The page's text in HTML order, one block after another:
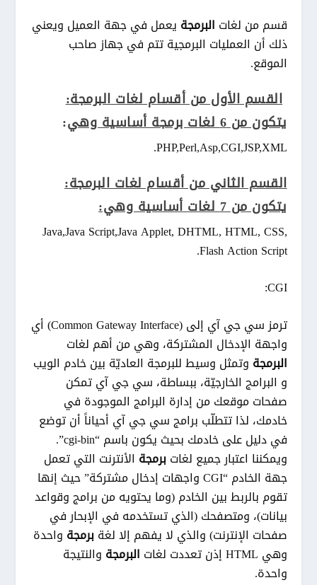
قسم من لغات البرمجة يعمل في جهة العميل ويعني
ذلك أن العمليات البرمجية تتم في جهاز صاحب
الموقع.
القسم الأول من أقسام لغات البرمجة:
يتكون من 6 لغات برمجة أساسية وهي
:
PHP,Perl,Asp,CGI,JSP,XML.
القسم الثاني من أقسام لغات البرمجة:
يتكون من 7 لغات أساسية وهي:
Java,Java Script,Java Applet, DHTML, HTML, CSS,
Flash Action Script.
CGI:
ترمز سي جي آي إلى (Common Gateway Interface) أي
واجهة الإدخال المشتركة، وهي من أهم لغات
البرمجة وتمثل وسيط للبرمجة العاديّة بين خادم الويب
و البرامج الخارجيّة، ببساطة، سي جي آي تمكن
صفحات موقعك من إدارة البرامج الموجودة في
خادمك، لذا تتطلّب برامج سي جي آي أحياناً أن توضع
في دليل على خادمك بحيث يكون باسم “cgi-bin”.
ويمكننا اعتبار جميع لغاتبرمجة الأنترنت التي تعمل
جهة الخادم “CGI واجهات إدخال مشتركة” حيث إنها
تقوم بالربط بين الخادم (وما يحتويه من برامج وقواعد
بيانات)، ومتصفحك (الذي تستخدمه في الإبحار في
صفحات الإنترنت) والذي لا يفهم إلا لغةبرمجة واحدة
وهي HTML إذن تعددت لغات
البرمجة والنتيجة
واحدة.